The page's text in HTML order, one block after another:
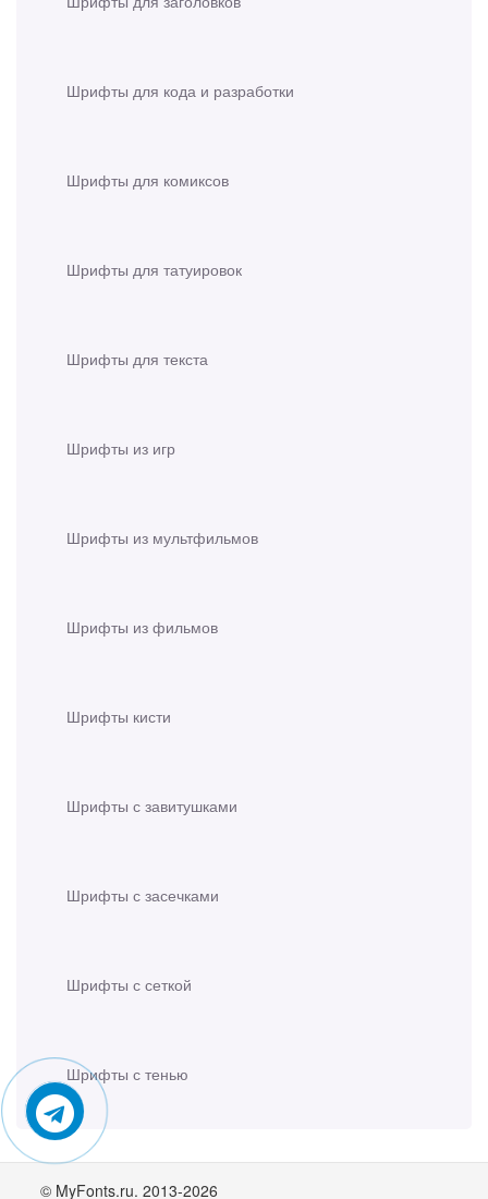
Шрифты для кода и разработки
Шрифты для комиксов
Шрифты для татуировок
Шрифты для текста
Шрифты из игр
Шрифты из мультфильмов
Шрифты из фильмов
Шрифты кисти
Шрифты с завитушками
Шрифты с засечками
Шрифты с сеткой
Шрифты с тенью
© MyFonts.ru. 2013-2026